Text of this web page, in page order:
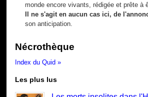
monde encore vivants, rédigée et prête à
Il ne s'agit en aucun cas ici, de
son anticipation.
Nécrothèque
Index du Quid »
Les plus lus